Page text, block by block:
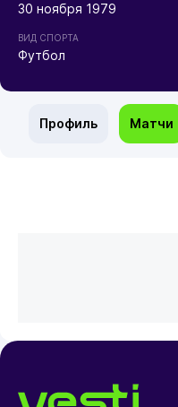
30 ноября 1979
ВИД СПОРТА
Футбол
Профиль Матчи